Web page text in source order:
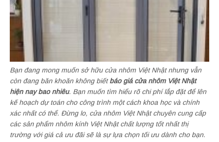
Bạn đang mong muốn sở hữu cửa nhôm Việt Nhật nhưng vẫn
còn đang băn khoăn không biếtbáo giá cửa nhôm Việt Nhật
hiện nay bao nhiêu. Bạn muốn tìm hiểu rõ chi phí lắp đặt để lên
kế hoạch dự toán cho công trình một cách khoa học và chính
xác nhất có thể. Đừng lo, cửa nhôm Việt Nhật chuyên cung cấp
các sản phẩm nhôm kính Việt Nhật chất lượng tốt nhất thị
trường với giá cả ưu đãi sẽ là sự lựa chọn tối ưu dành cho bạn.